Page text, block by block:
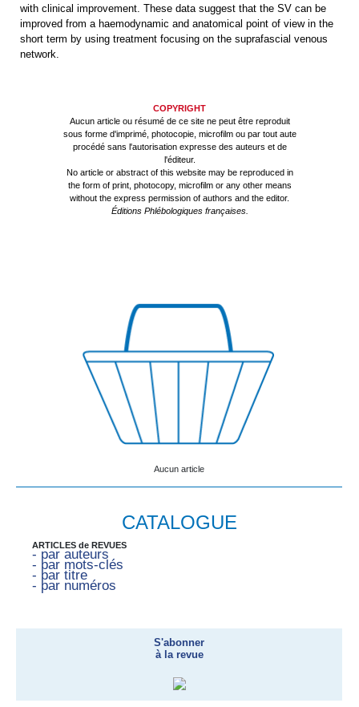
with clinical improvement. These data suggest that the SV can be
improved from a haemodynamic and anatomical point of view in the
short term by using treatment focusing on the suprafascial venous
network.
COPYRIGHT
Aucun article ou résumé de ce site ne peut être reproduit
sous forme d'imprimé, photocopie, microfilm ou par tout aute
procédé sans l'autorisation expresse des auteurs et de
l'éditeur.
No article or abstract of this website may be reproduced in
the form of print, photocopy, microfilm or any other means
without the express permission of authors and the editor.
Éditions Phlébologiques françaises.
Aucun article
CATALOGUE
ARTICLES de REVUES
- par auteurs
- par mots-clés
- par titre
- par numéros
S'abonner
à la revue